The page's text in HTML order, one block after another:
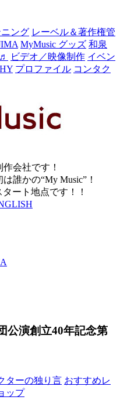
ング レーベル＆著作権管
MyMusic グッズ 和泉
ビデオ／映像制作 イベン
プロファイル コンタク
会社です！
誰かの“My Music”！
ート地点です！！
公演創立40年記念第
ターの独り言 おすすめレ
ップ